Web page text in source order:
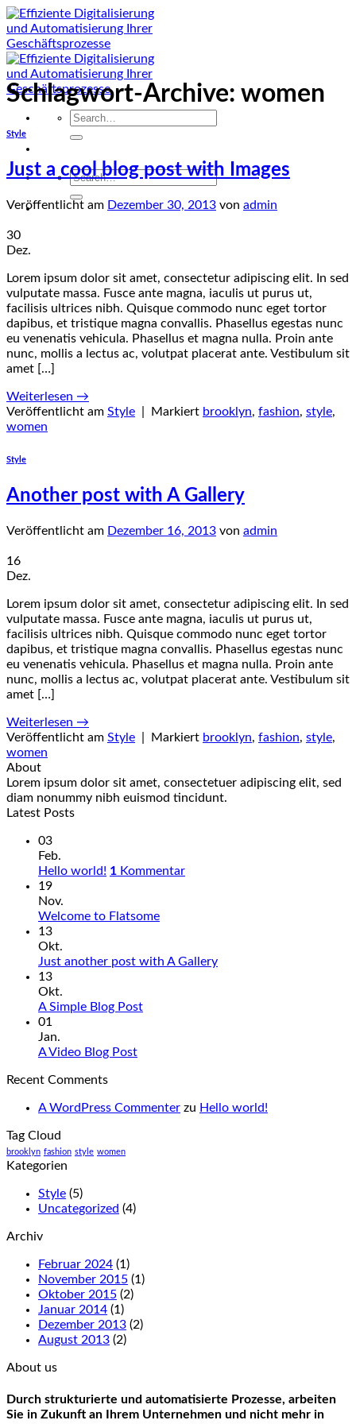
Zum
Inhalt
springen
Search
Search
Schlagwort-Archive: women
Style
Just a cool blog post with Images
Veröffentlicht am Dezember 30, 2013 von admin
30
Dez.
Lorem ipsum dolor sit amet, consectetur adipiscing elit. In sed
vulputate massa. Fusce ante magna, iaculis ut purus ut,
facilisis ultrices nibh. Quisque commodo nunc eget tortor
dapibus, et tristique magna convallis. Phasellus egestas nunc
eu venenatis vehicula. Phasellus et magna nulla. Proin ante
nunc, mollis a lectus ac, volutpat placerat ante. Vestibulum sit
amet […]
Weiterlesen →
Veröffentlicht am Style Markiert brooklyn, fashion, style,
women
Style
Another post with A Gallery
Veröffentlicht am Dezember 16, 2013 von admin
16
Dez.
Lorem ipsum dolor sit amet, consectetur adipiscing elit. In sed
vulputate massa. Fusce ante magna, iaculis ut purus ut,
facilisis ultrices nibh. Quisque commodo nunc eget tortor
dapibus, et tristique magna convallis. Phasellus egestas nunc
eu venenatis vehicula. Phasellus et magna nulla. Proin ante
nunc, mollis a lectus ac, volutpat placerat ante. Vestibulum sit
amet […]
Weiterlesen →
Veröffentlicht am Style Markiert brooklyn, fashion, style,
women
About
Lorem ipsum dolor sit amet, consectetuer adipiscing elit, sed
diam nonummy nibh euismod tincidunt.
Latest Posts
03
Feb.
Hello world! 1 Kommentar
19
Nov.
Welcome to Flatsome
13
Okt.
Just another post with A Gallery
13
Okt.
A Simple Blog Post
01
Jan.
A Video Blog Post
Recent Comments
A WordPress Commenter zu Hello world!
Tag Cloud
brooklyn fashion style women
Kategorien
Style (5)
Uncategorized (4)
Archiv
Februar 2024 (1)
November 2015 (1)
Oktober 2015 (2)
Januar 2014 (1)
Dezember 2013 (2)
August 2013 (2)
About us
Durch strukturierte und automatisierte Prozesse, arbeiten
Sie in Zukunft an Ihrem Unternehmen und nicht mehr in